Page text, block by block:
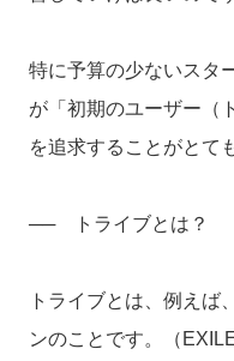
特に予算の少ないスタ
が「初期のユーザー（
を追求することがとて
── トライブとは？
トライブとは、例えば
ンのことです。（